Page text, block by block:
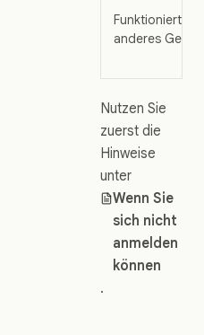
Funktioniert ein
anderes Gerät?
Nutzen Sie
zuerst die
Hinweise
unter
Wenn Sie
sich nicht
anmelden
können
.